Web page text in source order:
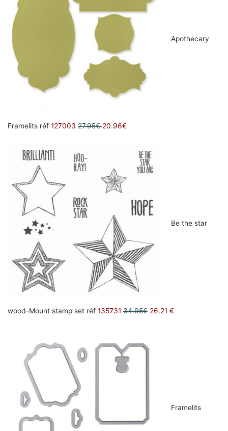
Apothecary
Framelits réf 127003 27.95€20.96€
Be the star
wood-Mount stamp set réf 135731 34.95€ 26.21 €
Framelits